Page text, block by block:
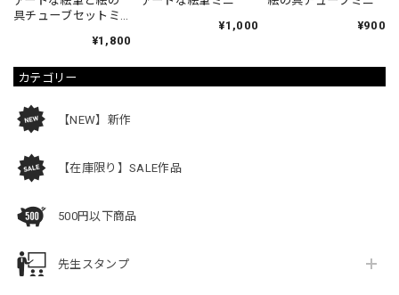
カテゴリー
【NEW】新作
【在庫限り】SALE作品
500円以下商品
先生スタンプ
具チューブセットミ
¥1,800
¥1,000
¥900